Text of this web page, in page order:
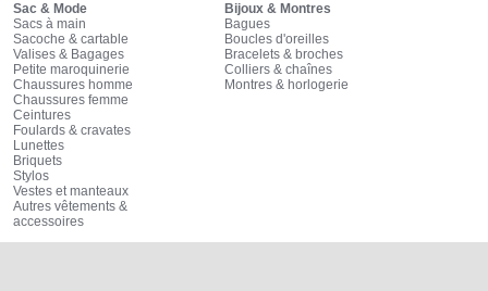
Sac & Mode
Sacs à main
Sacoche & cartable
Valises & Bagages
Petite maroquinerie
Chaussures homme
Chaussures femme
Ceintures
Foulards & cravates
Lunettes
Briquets
Stylos
Vestes et manteaux
Autres vêtements &
accessoires
Bijoux & Montres
Bagues
Boucles d'oreilles
Bracelets & broches
Colliers & chaînes
Montres & horlogerie